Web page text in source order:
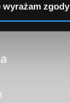
wyrażam zgody